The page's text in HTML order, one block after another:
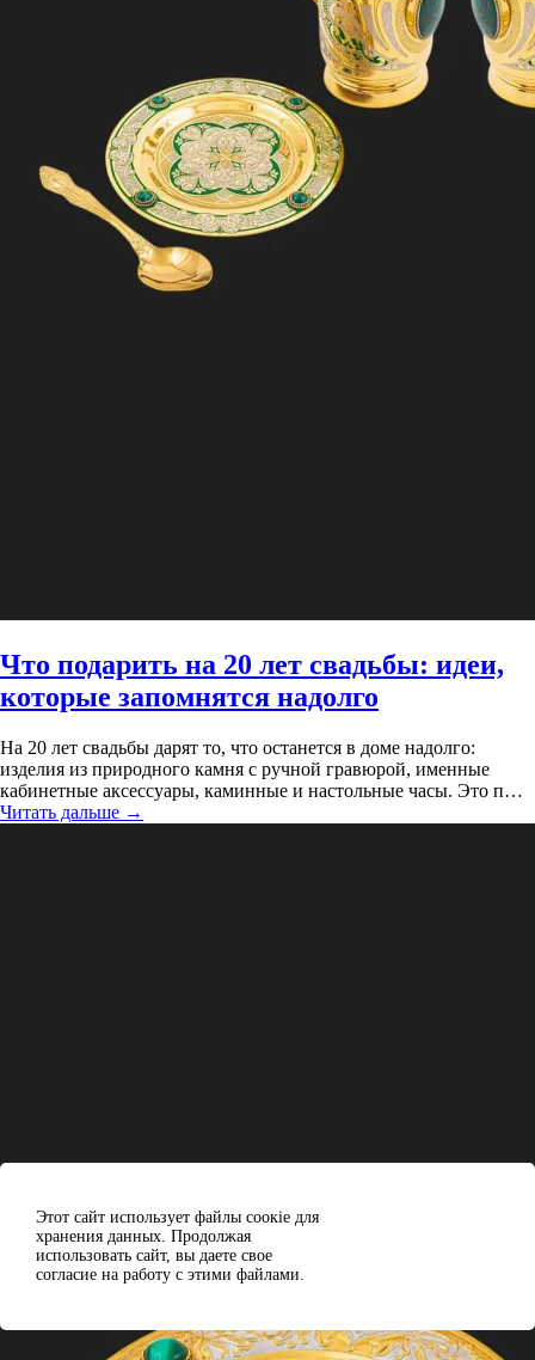
Что подарить на 20 лет свадьбы: идеи,
которые запомнятся надолго
На 20 лет свадьбы дарят то, что останется в доме надолго:
изделия из природного камня с ручной гравюрой, именные
кабинетные аксессуары, каминные и настольные часы. Это п…
Читать дальше →
Этот сайт использует файлы сoокіе для
хранения данных. Продолжая
использовать сайт, вы даете свое
согласие на работу с этими файлами.